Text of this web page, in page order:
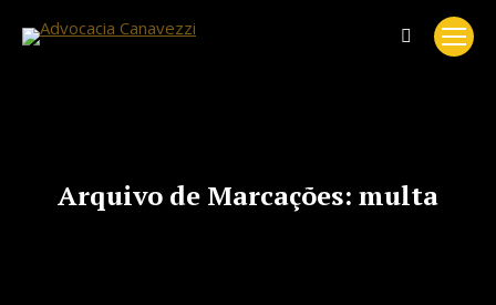
Search:
Arquivo de Marcações: multa